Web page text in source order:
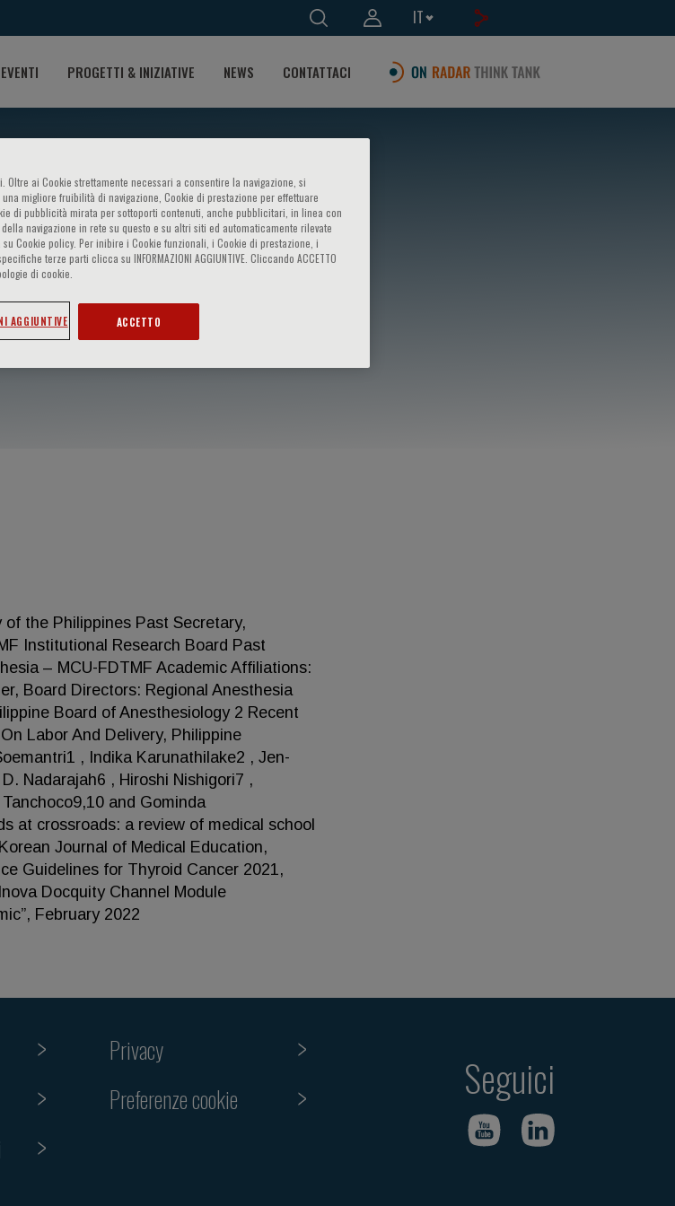
IT
PROGETTI & INIZIATIVE NEWS CONTATTACI
the Philippines Past Secretary,
Institutional Research Board Past
– MCU-FDTMF Academic Affiliations:
Board Directors: Regional Anesthesia
Board of Anesthesiology 2 Recent
Labor And Delivery, Philippine
, Indika Karunathilake2 , Jen-
Nadarajah6 , Hiroshi Nishigori7 ,
and Gominda
at crossroads: a review of medical school
Journal of Medical Education,
Guidelines for Thyroid Cancer 2021,
Docquity Channel Module
February 2022
Privacy
Preferenze cookie
Seguici
ai Cookie strettamente necessari a consentire la navigazione, si
migliore fruibilità di navigazione, Cookie di prestazione per effettuare
di pubblicità mirata per sottoporti contenuti, anche pubblicitari, in linea con
navigazione in rete su questo e su altri siti ed automaticamente rilevate
Cookie policy. Per inibire i Cookie funzionali, i Cookie di prestazione, i
terze parti clicca su INFORMAZIONI AGGIUNTIVE. Cliccando ACCETTO
di cookie.
AGGIUNTIVE ACCETTO